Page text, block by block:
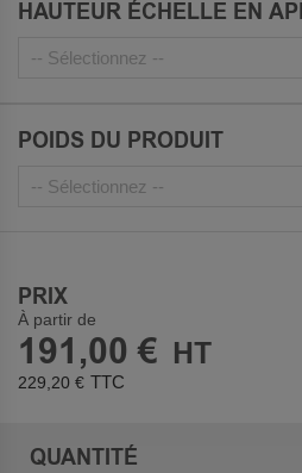
HAUTEUR ÉCHELLE EN
POIDS DU PRODUIT
PRIX
À partir de
191,00 €
229,20 €
QUANTITÉ